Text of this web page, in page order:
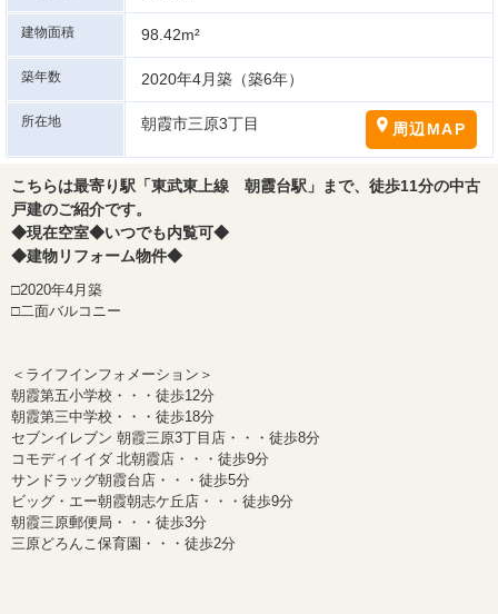
建物面積 98.42m²
築年数 2020年4月築（築6年）
所在地 朝霞市三原3丁目 周辺MAP
こちらは最寄り駅「東武東上線 朝霞台駅」まで、徒歩11分の中古
戸建のご紹介です。
◆現在空室◆いつでも内覧可◆
◆建物リフォーム物件◆
□2020年4月築
□二面バルコニー
＜ライフインフォメーション＞
朝霞第五小学校・・・徒歩12分
朝霞第三中学校・・・徒歩18分
セブンイレブン 朝霞三原3丁目店・・・徒歩8分
コモディイイダ 北朝霞店・・・徒歩9分
サンドラッグ朝霞台店・・・徒歩5分
ビッグ・エー朝霞朝志ケ丘店・・・徒歩9分
朝霞三原郵便局・・・徒歩3分
三原どろんこ保育園・・・徒歩2分